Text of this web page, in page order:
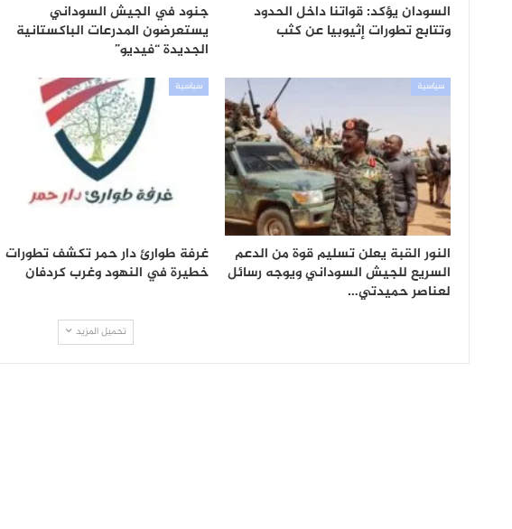
السودان يؤكد: قواتنا داخل الحدود
وتتابع تطورات إثيوبيا عن كثب
جنود في الجيش السوداني
يستعرضون المدرعات الباكستانية
الجديدة “فيديو”
سياسية
النور القبة يعلن تسليم قوة من الدعم
السريع للجيش السوداني ويوجه رسائل
لعناصر حميدتي…
سياسية
غرفة طوارئ دار حمر تكشف تطورات
خطيرة في النهود وغرب كردفان
تحميل المزيد